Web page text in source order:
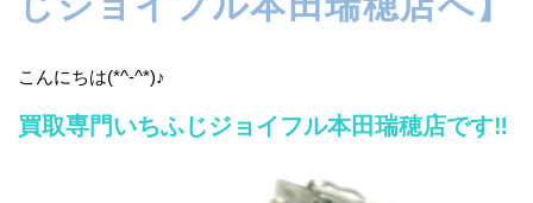
こんにちは(*^-^*)♪
買取専門いちふじジョイフル本田瑞穂店です‼️